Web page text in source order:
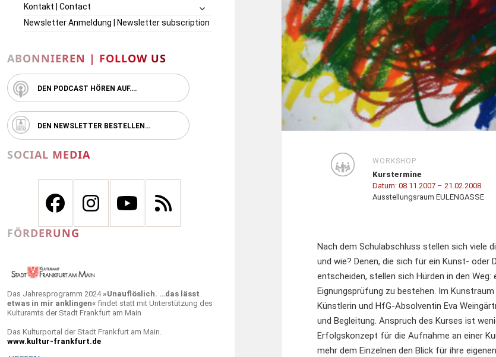
Kontakt | Contact
Newsletter Anmeldung | Newsletter subscription
ABONNIEREN | FOLLOW US
DEN PODCAST HÖREN AUF….
DEN NEWSLETTER BESTELLEN…
SOCIAL MEDIA
FÖRDERUNG
Das Jahresprogramm 2024»Unauflöslich. …das lässt
etwas in mir anklingen« findet statt mit Unterstützung des
Kulturamts der Stadt Frankfurt am Main
Das Kulturportal der Stadt Frankfurt am Main.
www.kultur-frankfurt.de
WORKSHOP
Kurstermine
Datum:08.11.2007 – 21.02.2008
Ausstellungsraum EULENGASSE
Nach dem Schulabschluss stellen sich viele
und wie? Denen, die sich für ein Kunst- oder
entscheiden, stellen sich Hürden in den Weg:
Eignungsprüfung zu bestehen. Im Kunstraum
Künstlerin und HfG-Absolventin Eva
und Begleitung. Anspruch des Kurses ist
Erfolgskonzept für die Aufnahme an einer
mehr dem Einzelnen den Blick für ihre